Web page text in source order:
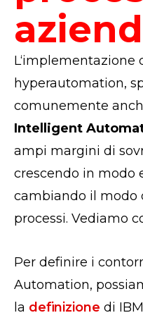
L‘implementazione
hyperautomation,
comunemente
Intelligent
ampi margini di
crescendo in modo
cambiando il modo
processi. Vediamo
Per definire i
Automation,
la definizione di